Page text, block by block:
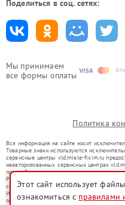
Мы принимаем
все формы оплаты
Поделиться в соц. сетях:
Политика
Вся информация на сайте носит
Товарные знаки используются
сервисные центры vld.miele-fixim.ru
неавторизованных сервисных центрах
правообладателями товарных знаков или
Ремонт осуществляется для устройств, уже
со статьей 1487 ГК РФ.
Использование товарных знаков не
потребителей в заблуждение, а служит для
Этот сайт использует
ознакомиться с правилами